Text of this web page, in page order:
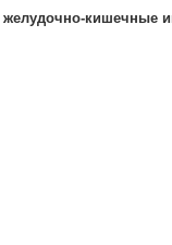
кишечные